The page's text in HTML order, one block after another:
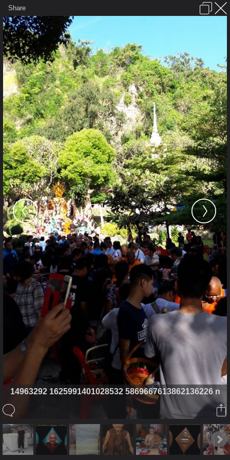
เข้าสู่ระบบหรือลงทะเบียน
รูปภาพ ... kayasid งานบุญกฐินวัดเขาภูคา
14963292 1625991401028532
5869667613862136226 n
ชุมชนชาวพุทธ
หน้าแรก เว็บบอร์ด มีอะไรใหม่
คอลเล็คชั่น สถานที่ กล้อง แท็ก ...
ภาษาไทย ช่วยเหลือ
Share
14963292 1625991401028532 5869667613862136226 n